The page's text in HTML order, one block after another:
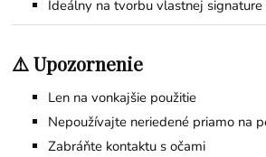
Ideálny na tvorbu vlastnej signature
⚠️ Upozornenie
Len na vonkajšie použitie
Nepoužívajte neriedené priamo na
Zabráňte kontaktu s očami